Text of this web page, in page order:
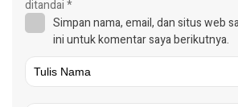
ditandai*
Simpan nama, email, dan situs web
ini untuk komentar saya berikutnya.